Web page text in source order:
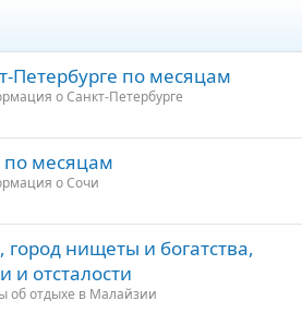
время. 23 дня в апреле – это
температура днем – 33 градуса,
воды – 30-31 градус.
в мае
возрастает на 1-2 градуса. Вода
– 30-31 градус. В столице
на уровне 33 градусов, ночью –
сокращается, но осадки выпадают
в июне
Петербурге по месяцам
о Санкт-Петербурге
по месяцам
о Сочи
нищеты и богатства,
и отсталости
об отдыхе в Малайзии